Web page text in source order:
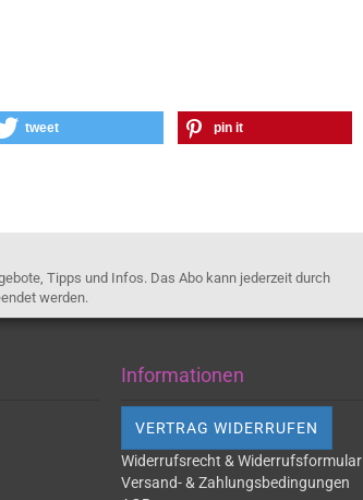
tweet pin it
Tipps und Infos. Das Abo kann jederzeit durch
werden.
Informationen
VERTRAG WIDERRUFEN
Widerrufsrecht & Widerrufsformular
Versand- & Zahlungsbedingungen